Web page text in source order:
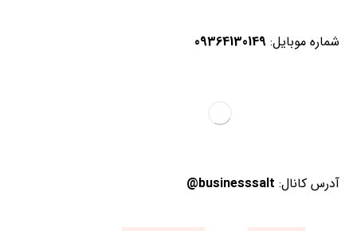
شماره موبایل:09364130149
آدرس کانال: businesssalt@